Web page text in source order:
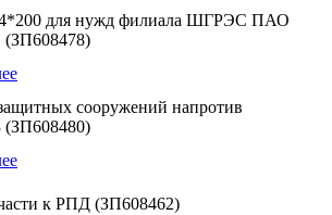
для нужд филиала ШГРЭС ПАО
сооружений напротив
к РПД (ЗП608462)